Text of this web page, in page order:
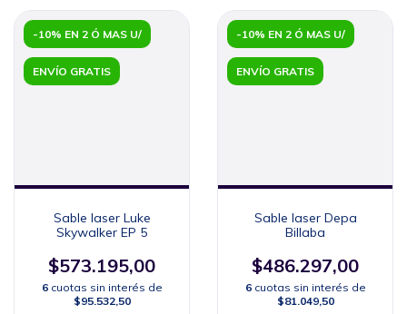
-10% EN 2 Ó MAS U/
ENVÍO GRATIS
Sable laser Luke
Skywalker EP 5
$573.195,00
6 cuotas sin interés de
$95.532,50
-10% EN 2 Ó MAS U/
ENVÍO GRATIS
Sable laser Depa
Billaba
$486.297,00
6 cuotas sin interés de
$81.049,50